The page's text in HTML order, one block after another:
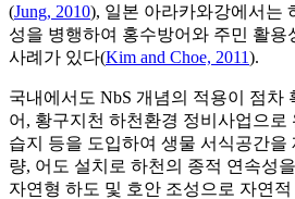
(Jung, 2010), 일본 아라카와강에서는
성을 병행하여 홍수방어와 주민 활
사례가 있다(Kim and Choe, 2011).
국내에서도 NbS 개념의 적용이 점차
어, 황구지천 하천환경 정비사업으로
습지 등을 도입하여 생물 서식공간을
량, 어도 설치로 하천의 종적 연속성
자연형 하도 및 호안 조성으로 자연